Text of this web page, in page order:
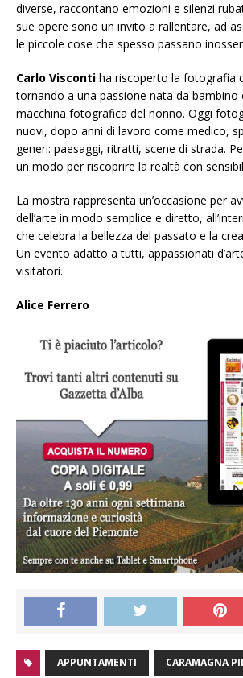
diverse, raccontano emozioni e silenzi
sue opere sono un invito a rallentare, ad
le piccole cose che spesso passano
Carlo Visconti ha riscoperto la fotografia
tornando a una passione nata da bambino
macchina fotografica del nonno. Oggi
nuovi, dopo anni di lavoro come medico,
generi: paesaggi, ritratti, scene di strada.
un modo per riscoprire la realtà con
La mostra rappresenta un’occasione per
dell’arte in modo semplice e diretto,
che celebra la bellezza del passato e la
Un evento adatto a tutti, appassionati
visitatori.
Alice Ferrero
APPUNTAMENTI CARAMAGNA